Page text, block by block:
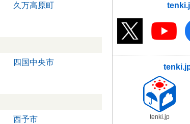
久万高原町
四国中央市
西予市
tenki.jp